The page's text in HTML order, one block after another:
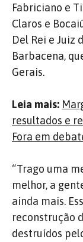
Fabriciano e
Claros e
Del Rei e Juiz
Barbacena,
Gerais.
Leia mais:
resultados e
Fora em
“Trago uma
melhor, a
ainda mais.
reconstrução
destruídos